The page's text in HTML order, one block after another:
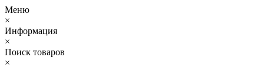
Меню
×
Информация
×
Поиск товаров
×